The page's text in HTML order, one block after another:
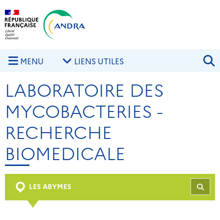
Aller au contenu principal
MENU LIENS UTILES
LABORATOIRE DES
MYCOBACTERIES -
RECHERCHE
BIOMEDICALE
LES ABYMES